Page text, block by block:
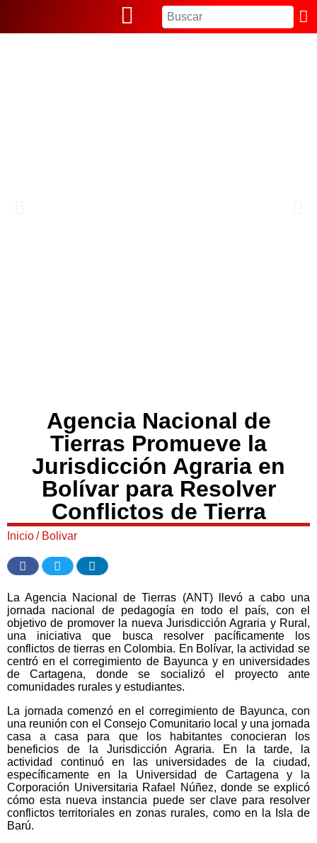
Agencia Nacional de
Tierras Promueve la
Jurisdicción Agraria en
Bolívar para Resolver
Conflictos de Tierra
Inicio/ Bolivar
La Agencia Nacional de Tierras (ANT) llevó a cabo una
jornada nacional de pedagogía en todo el país, con el
objetivo de promover la nueva Jurisdicción Agraria y Rural,
una iniciativa que busca resolver pacíficamente los
conflictos de tierras en Colombia. En Bolívar, la actividad se
centró en el corregimiento de Bayunca y en universidades
de Cartagena, donde se socializó el proyecto ante
comunidades rurales y estudiantes.
La jornada comenzó en el corregimiento de Bayunca, con
una reunión con el Consejo Comunitario local y una jornada
casa a casa para que los habitantes conocieran los
beneficios de la Jurisdicción Agraria. En la tarde, la
actividad continuó en las universidades de la ciudad,
específicamente en la Universidad de Cartagena y la
Corporación Universitaria Rafael Núñez, donde se explicó
cómo esta nueva instancia puede ser clave para resolver
conflictos territoriales en zonas rurales, como en la Isla de
Barú.